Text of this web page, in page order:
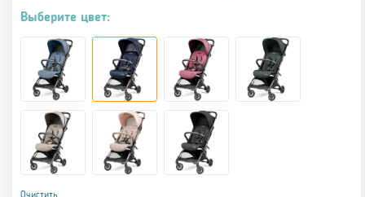
Выберите цвет: